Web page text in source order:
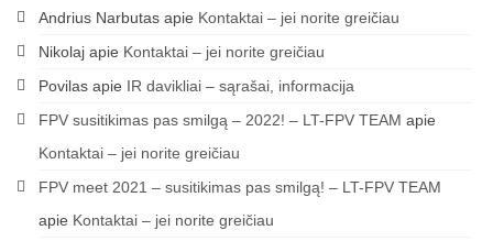
Trasos schema
Media
Rezultatai
2016 Antros lenktynės
Taisyklės
Andrius Narbutas apie Kontaktai – jei norite greičiau
Nikolaj apie Kontaktai – jei norite greičiau
Povilas apie IR davikliai – sąrašai, informacija
FPV susitikimas pas smilgą – 2022! – LT-FPV TEAM apie
Kontaktai – jei norite greičiau
FPV meet 2021 – susitikimas pas smilgą! – LT-FPV TEAM
apie Kontaktai – jei norite greičiau